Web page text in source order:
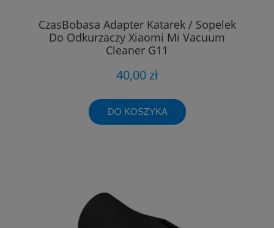
CzasBobasa Adapter Katarek / Sopelek
Do Odkurzaczy Xiaomi Mi Vacuum
Cleaner G11
40,00 zł
DO KOSZYKA